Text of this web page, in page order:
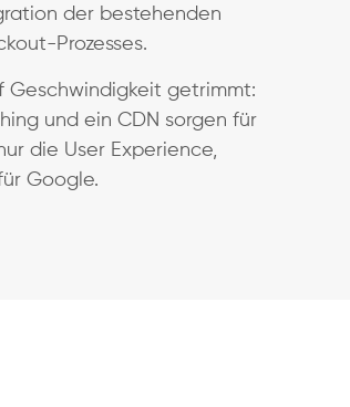
der bestehenden
Prozesses.
Geschwindigkeit getrimmt:
und ein CDN sorgen für
die User Experience,
Google.